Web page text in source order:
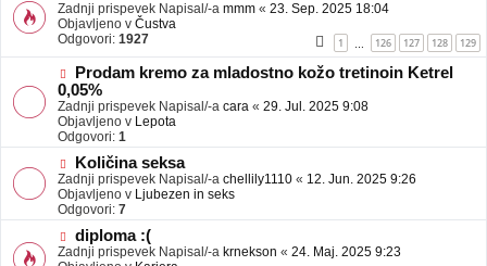
a
v
e
o
v
e
o
b
j
a
v
e
Zadnji prispevek Napisal/-a mmm « 23. Sep. 2025 18:04
Objavljeno v Čustva
Odgovori: 1927 1 126 127 128 129
N
o
v
e
o
b
a
v
e
Prodam kremo za mladostno kožo tretinoin Ketrel
0,05%
Zadnji prispevek Napisal/-a cara « 29. Jul. 2025 9:08
Objavljeno v Lepota
Odgovori: 1
N
o
v
e
o
b
j
Količina seksa
Zadnji prispevek Napisal/-a chellily1110 « 12. Jun. 2025 9:26
Objavljeno v Ljubezen in seks
Odgovori: 7
N
o
diploma :(
Zadnji prispevek Napisal/-a krnekson « 24. Maj. 2025 9:23